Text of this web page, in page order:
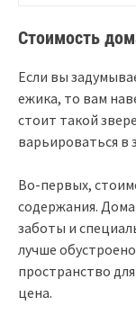
Стоимость
Если вы
ежика, то вам
стоит такой
варьироваться в
Во-первых,
содержания.
заботы и
лучше
пространство
цена.